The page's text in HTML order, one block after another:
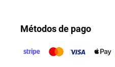
Métodos de pago